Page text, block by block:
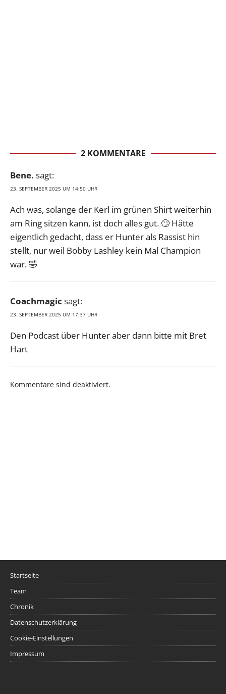
2 KOMMENTARE
Bene. sagt:
23. SEPTEMBER 2025 UM 14:50 UHR
Ach was, solange der Kerl im grünen Shirt weiterhin
am Ring sitzen kann, ist doch alles gut. 🙄 Hätte
eigentlich gedacht, dass er Hunter als Rassist hin
stellt, nur weil Bobby Lashley kein Mal Champion
war. 🤣
Coachmagic sagt:
23. SEPTEMBER 2025 UM 17:37 UHR
Den Podcast über Hunter aber dann bitte mit Bret
Hart
Kommentare sind deaktiviert.
Startseite
Team
Chronik
Datenschutzerklärung
Cookie-Einstellungen
Impressum